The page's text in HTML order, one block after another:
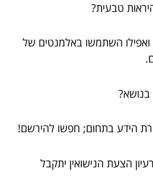
השתמשו באלמנטים של
הידע בתחום; חפשו להירשם!
הצעת הנישואין יתקבל